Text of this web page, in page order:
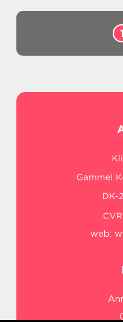
1
web: